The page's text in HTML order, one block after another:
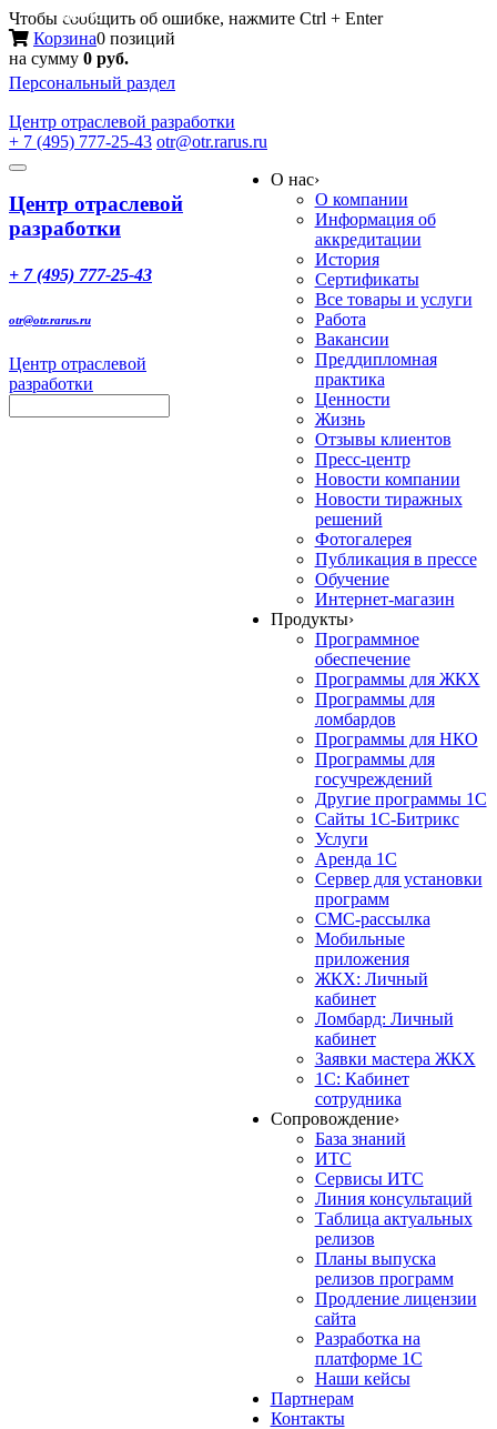
Чтобы сообщить об ошибке, нажмите Ctrl + Enter
Корзина0 позиций
на сумму 0 руб.
Персональный раздел
Центр отраслевой разработки
+ 7 (495) 777-25-43 otr@otr.rarus.ru
Toggle
Меню
Центр отраслевой
разработки
+ 7 (495) 777-25-43
otr@otr.rarus.ru
Центр отраслевой
разработки
О нас›
О компании
Информация об
аккредитации
История
Сертификаты
Все товары и услуги
Работа
Вакансии
Преддипломная
практика
Ценности
Жизнь
Отзывы клиентов
Пресс-центр
Новости компании
Новости тиражных
решений
Фотогалерея
Публикация в прессе
Обучение
Интернет-магазин
Продукты›
Программное
обеспечение
Программы для ЖКХ
Программы для
ломбардов
Программы для НКО
Программы для
госучреждений
Другие программы 1С
Сайты 1С-Битрикс
Услуги
Аренда 1С
Сервер для установки
программ
СМС-рассылка
Мобильные
приложения
ЖКХ: Личный
кабинет
Ломбард: Личный
кабинет
Заявки мастера ЖКХ
1С: Кабинет
сотрудника
Сопровождение›
База знаний
ИТС
Сервисы ИТС
Линия консультаций
Таблица актуальных
релизов
Планы выпуска
релизов программ
Продление лицензии
сайта
Разработка на
платформе 1С
Наши кейсы
Партнерам
Контакты